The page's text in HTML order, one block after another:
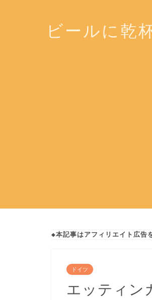
ビールに乾
◆本記事はアフィリエイト広告
ドイツ
エッティ